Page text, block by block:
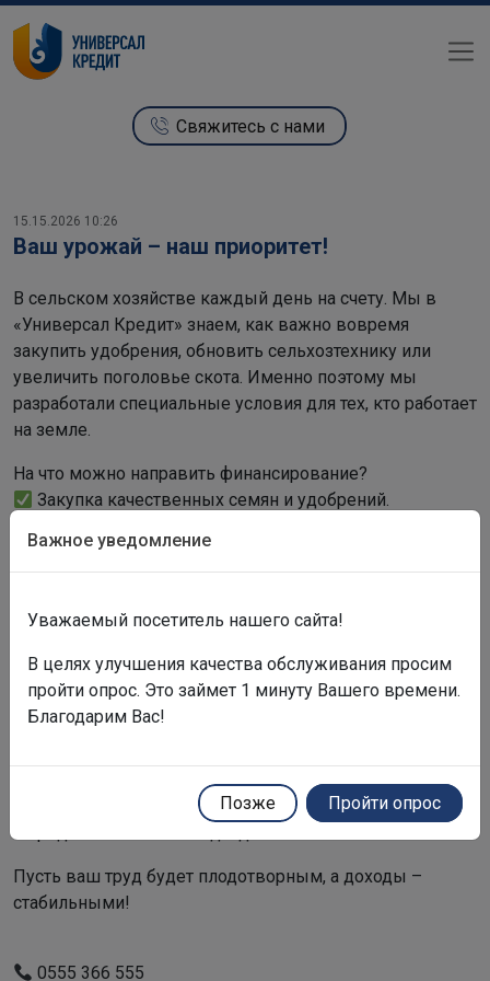
Свяжитесь с нами
15.15.2026 10:26
Ваш урожай – наш приоритет!
В сельском хозяйстве каждый день на счету. Мы в
«Универсал Кредит» знаем, как важно вовремя
закупить удобрения, обновить сельхозтехнику или
увеличить поголовье скота. Именно поэтому мы
разработали специальные условия для тех, кто работает
на земле.
На что можно направить финансирование?
Закупка качественных семян и удобрений.
Внедрение систем капельного орошения.
Ремонт сельхозтехники и запчасти.
Рядом с вами: наши филиалы работают не только в
Бишкеке, но и в Чуйской, Ошской и Иссык-Кульской
областях.
– вы не теряете драгоценное время.
Опыт: мы понимаем специфику сельского хозяйства
Пусть ваш труд будет плодотворным, а доходы –
стабильными!
0555 366 555
Важное уведомление
Уважаемый посетитель нашего сайта!
В целях улучшения качества обслуживания просим
пройти опрос. Это займет 1 минуту Вашего времени.
Благодарим Вас!
Позже Пройти опрос